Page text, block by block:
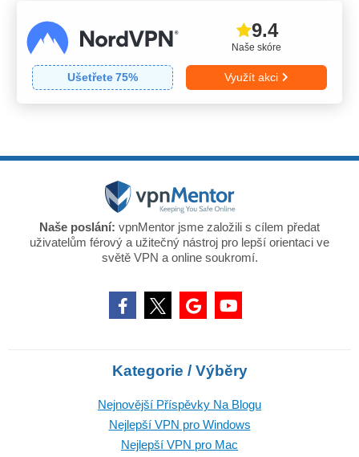
Naše skóre
9.4
Ušetřete75% Využít akci
Naše poslání: vpnMentor jsme založili s cílem předat
uživatelům férový a užitečný nástroj pro lepší orientaci ve
světě VPN a online soukromí.
Kategorie / Výběry
Nejnovější Příspěvky Na Blogu
Nejlepší VPN pro Windows
Nejlepší VPN pro Mac